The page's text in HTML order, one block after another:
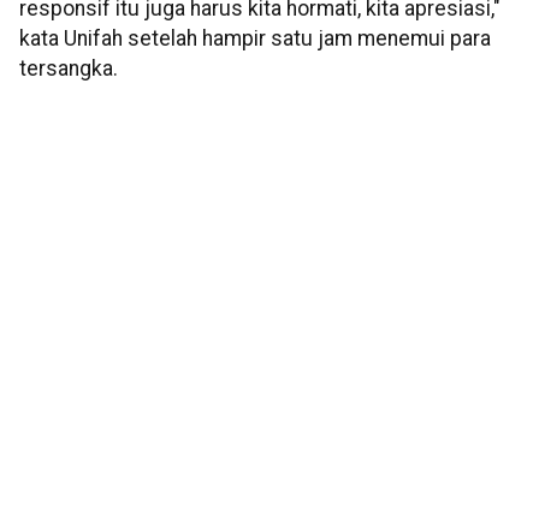
responsif itu juga harus kita hormati, kita apresiasi,"
kata Unifah setelah hampir satu jam menemui para
tersangka.